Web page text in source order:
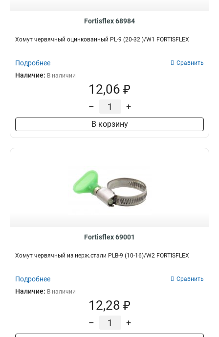
Fortisflex 68984
Хомут червячный оцинкованный PL-9 (20-32 )/W1 FORTISFLEX
Подробнее Сравнить
Наличие: В наличии
12,06 ₽
– +
В корзину
Fortisflex 69001
Хомут червячный из нерж.стали PLB-9 (10-16)/W2 FORTISFLEX
Подробнее Сравнить
Наличие: В наличии
12,28 ₽
– +